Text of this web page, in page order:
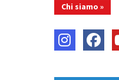
Chi siamo »